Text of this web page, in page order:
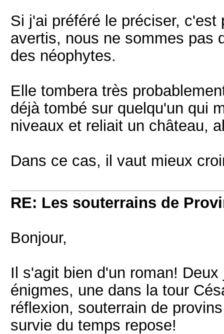
Si j'ai préféré le préciser,
avertis, nous ne sommes pas
des néophytes.
Elle tombera très
déjà tombé sur quelqu'un qui
niveaux et reliait un château,
Dans ce cas, il vaut mieux
RE: Les souterrains de
Bonjour,
Il s'agit bien d'un roman!
énigmes, une dans la tour
réflexion, souterrain de
survie du temps repose!